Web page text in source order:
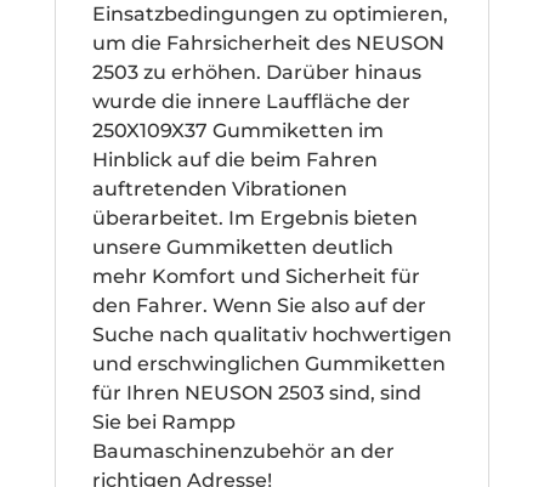
Einsatzbedingungen zu optimieren,
um die Fahrsicherheit des NEUSON
2503 zu erhöhen. Darüber hinaus
wurde die innere Lauffläche der
250X109X37 Gummiketten im
Hinblick auf die beim Fahren
auftretenden Vibrationen
überarbeitet. Im Ergebnis bieten
unsere Gummiketten deutlich
mehr Komfort und Sicherheit für
den Fahrer. Wenn Sie also auf der
Suche nach qualitativ hochwertigen
und erschwinglichen Gummiketten
für Ihren NEUSON 2503 sind, sind
Sie bei Rampp
Baumaschinenzubehör an der
richtigen Adresse!